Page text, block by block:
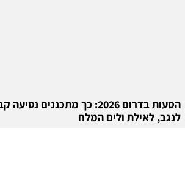
הסעות בדרום 2026: כך
לנגב, לאילת ולים המלח